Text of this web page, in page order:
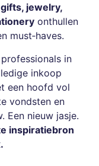
jewelry,
onthullen
must‑haves.
in
inkoop
een hoofd vol
vondsten en
Een nieuw jasje.
inspiratiebron